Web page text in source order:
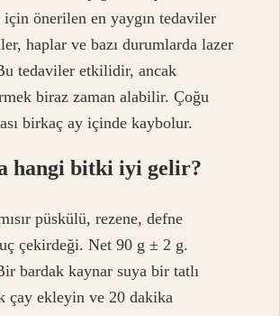
için önerilen en yaygın tedaviler
haplar ve bazı durumlarda lazer
tedaviler etkilidir, ancak
biraz zaman alabilir. Çoğu
birkaç ay içinde kaybolur.
hangi bitki iyi gelir?
püskülü, rezene, defne
çekirdeği. Net 90 g ± 2 g.
bardak kaynar suya bir tatlı
çay ekleyin ve 20 dakika